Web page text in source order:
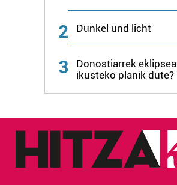
2 Dunkel und licht
3
Donostiarrek eklipsea
ikusteko planik dute?